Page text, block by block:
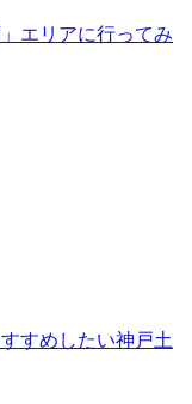
エリアに行ってみ
すめしたい神戸土